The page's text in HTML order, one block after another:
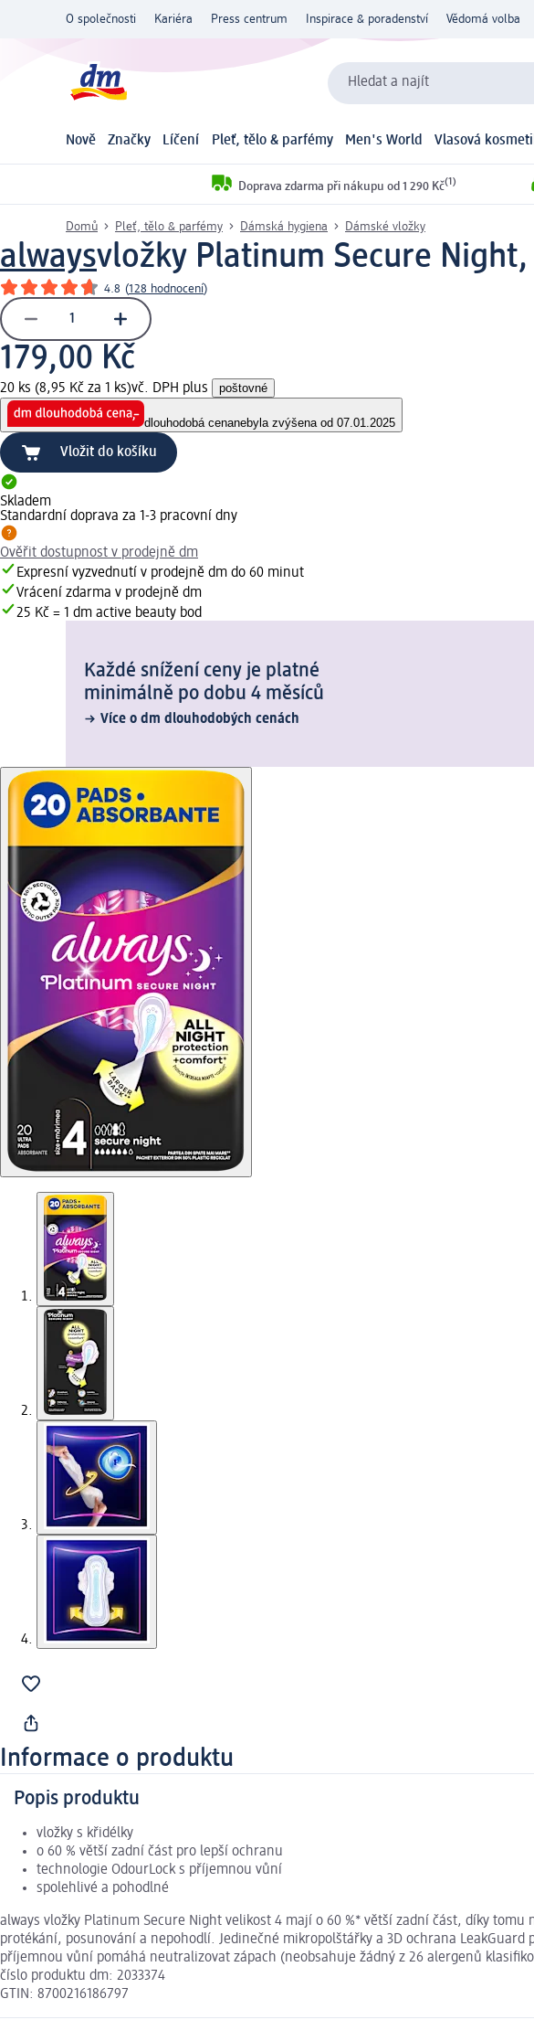
O společnosti Kariéra Press centrum Inspirace & poradenství Vědomá volba
Hledat a najít
Nově Značky Líčení Pleť, tělo & parfémy Men's World Vlasová
Doprava zdarma při nákupu od 1 290 Kč(1)
Domů Pleť, tělo & parfémy Dámská hygiena Dámské vložky
alwaysvložky Platinum Secure Night,
4.8 (128 hodnocení)
179,00 Kč
20 ks (8,95 Kč za 1 ks)vč. DPH plus poštovné
dlouhodobá cenanebyla zvýšena od 07.01.2025
Vložit do košíku
Skladem
Standardní doprava za 1-3 pracovní dny
Ověřit dostupnost v prodejně dm
Expresní vyzvednutí v prodejně dm do 60 minut
Vrácení zdarma v prodejně dm
25 Kč = 1 dm active beauty bod
Každé snížení ceny je platné
minimálně po dobu 4 měsíců
Více o dm dlouhodobých cenách
Informace o produktu
Popis produktu
vložky s křidélky
o 60 % větší zadní část pro lepší ochranu
technologie OdourLock s příjemnou vůní
spolehlivé a pohodlné
always vložky Platinum Secure Night velikost 4 mají o 60 %* větší zadní část, díky
protékání, posunování a nepohodlí. Jedinečné mikropolštářky a 3D ochrana
příjemnou vůní pomáhá neutralizovat zápach (neobsahuje žádný z 26 alergenů
číslo produktu dm: 2033374
GTIN: 8700216186797